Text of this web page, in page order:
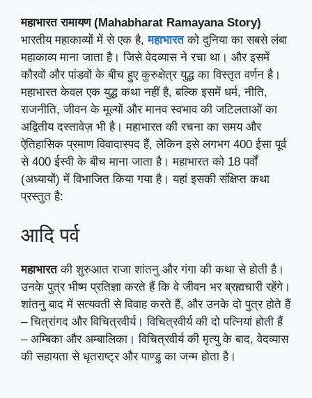
महाभारत रामायण (Mahabharat Ramayana Story)
भारतीय महाकाव्यों में से एक है,महाभारतको दुनिया का सबसे लंबा
महाकाव्य माना जाता है। जिसे वेदव्यास ने रचा था। और इसमें
कौरवों और पांडवों के बीच हुए कुरुक्षेत्र युद्ध का विस्तृत वर्णन है।
महाभारत केवल एक युद्ध कथा नहीं है, बल्कि इसमें धर्म, नीति,
राजनीति, जीवन के मूल्यों और मानव स्वभाव की जटिलताओं का
अद्वितीय दस्तावेज़ भी है। महाभारत की रचना का समय और
ऐतिहासिक प्रमाण विवादास्पद हैं, लेकिन इसे लगभग 400 ईसा पूर्व
से 400 ईस्वी के बीच माना जाता है। महाभारत को 18 पर्वों
(अध्यायों) में विभाजित किया गया है। यहां इसकी संक्षिप्त कथा
प्रस्तुत है:
आदि पर्व
महाभारतकी शुरुआत राजा शांतनु और गंगा की कथा से होती है।
उनके पुत्र भीष्म प्रतिज्ञा करते हैं कि वे जीवन भर ब्रह्मचारी रहेंगे।
शांतनु बाद में सत्यवती से विवाह करते हैं, और उनके दो पुत्र होते हैं
– चित्रांगद और विचित्रवीर्य। विचित्रवीर्य की दो पत्नियां होती हैं
– अम्बिका और अम्बालिका। विचित्रवीर्य की मृत्यु के बाद, वेदव्यास
की सहायता से धृतराष्ट्र और पाण्डु का जन्म होता है।